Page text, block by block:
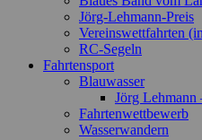
Jörg-Lehmann-Preis
Vereinswettfahrten
RC-Segeln
Fahrtensport
Blauwasser
Jörg Lehmann
Fahrtenwettbewerb
Wasserwandern